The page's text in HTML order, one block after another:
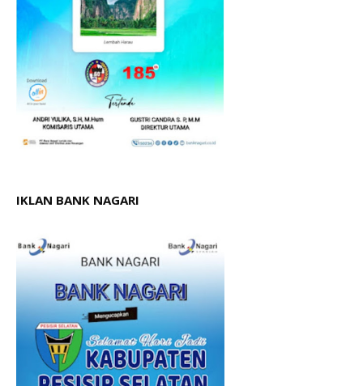
IKLAN BANK NAGARI